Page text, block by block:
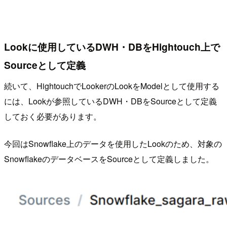
Lookに使用しているDWH・DBをHightouch上で
Sourceとして定義
続いて、HightouchでLookerのLookをModelとして使用する
には、Lookが参照しているDWH・DBをSourceとして定義
しておく必要があります。
今回はSnowflake上のデータを使用したLookのため、対象の
SnowflakeのデータベースをSourceとして定義しました。